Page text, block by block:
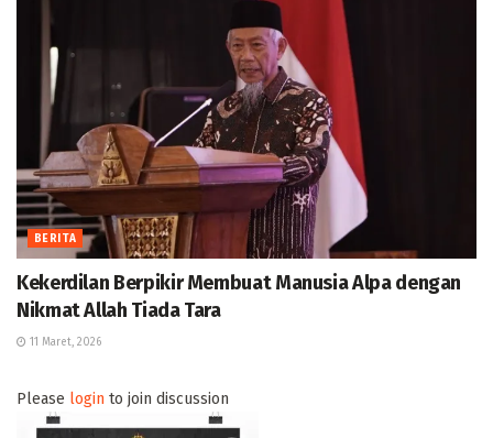
BERITA
Kekerdilan Berpikir Membuat Manusia Alpa dengan
Nikmat Allah Tiada Tara
11 Maret, 2026
Please login to join discussion